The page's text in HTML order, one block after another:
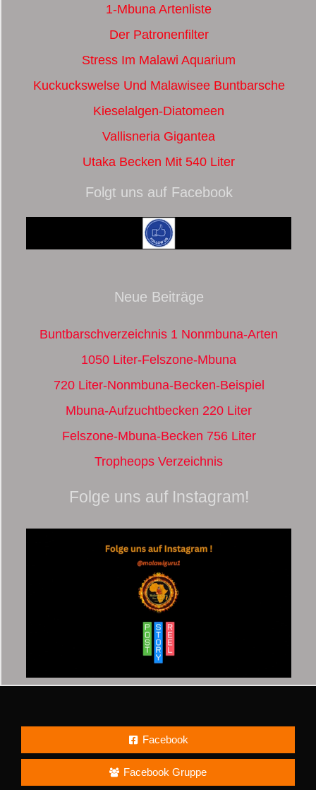
1-Mbuna Artenliste
Der Patronenfilter
Stress Im Malawi Aquarium
Kuckuckswelse Und Malawisee Buntbarsche
Kieselalgen-Diatomeen
Vallisneria Gigantea
Utaka Becken Mit 540 Liter
Folgt uns auf Facebook
Neue Beiträge
Buntbarschverzeichnis 1 Nonmbuna-Arten
1050 Liter-Felszone-Mbuna
720 Liter-Nonmbuna-Becken-Beispiel
Mbuna-Aufzuchtbecken 220 Liter
Felszone-Mbuna-Becken 756 Liter
Tropheops Verzeichnis
Folge uns auf Instagram!
Facebook
Facebook Gruppe